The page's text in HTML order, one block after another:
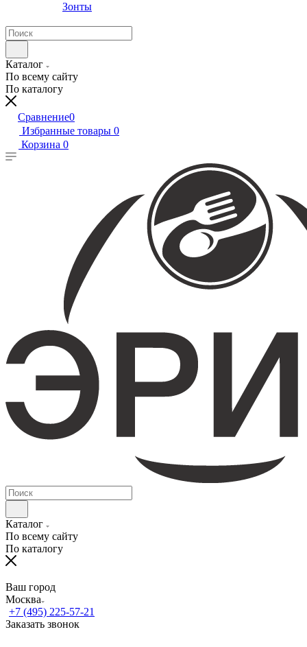
Зонты
Каталог
По всему сайту
По каталогу
Сравнение0
Избранные товары 0
Корзина 0
Каталог
По всему сайту
По каталогу
Ваш город
Москва
+7 (495) 225-57-21
Заказать звонок